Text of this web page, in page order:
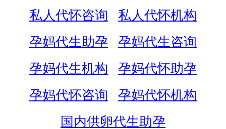
私人代怀咨询
私人代怀机构
孕妈代生助孕
孕妈代生咨询
孕妈代生机构
孕妈代怀助孕
孕妈代怀咨询
孕妈代怀机构
国内供卵代生助孕